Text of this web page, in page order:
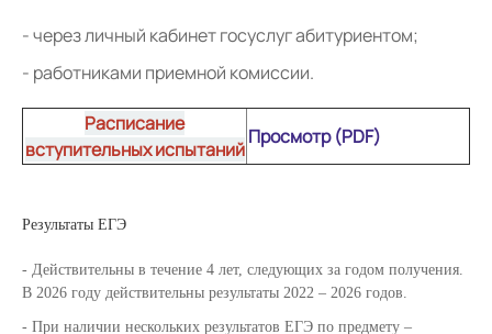
через личный кабинет госуслуг абитуриентом;
работниками приемной комиссии.
Расписание
вступительных испытаний
Просмотр (PDF)
Результаты ЕГЭ
Действительны в течение 4 лет, следующих за годом получения.
В 2026 году действительны результаты 2022 – 2026 годов.
При наличии нескольких результатов ЕГЭ по предмету –